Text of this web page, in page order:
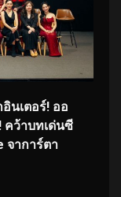
นเตอร์! ออ
คว้าบทเด่นซี
จาการ์ตา